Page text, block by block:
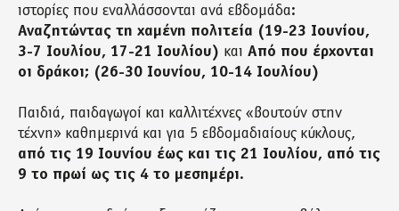
ιστορίες που εναλλάσσονται ανά εβδομάδα:
Αναζητώντας τη χαμένη πολιτεία (19-23 Ιουνίου,
3-7 Ιουλίου, 17-21 Ιουλίου) και Από που έρχονται
οι δράκοι; (26-30 Ιουνίου, 10-14 Ιουλίου)
Παιδιά, παιδαγωγοί και καλλιτέχνες «βουτούν στην
τέχνη» καθημερινά και για 5 εβδομαδιαίους κύκλους,
από τις 19 Ιουνίου έως και τις 21 Ιουλίου, από τις
9 το πρωί ως τις 4 το μεσημέρι.